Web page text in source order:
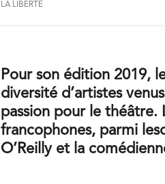
LA LIBERTÉ
Pour son édition 2019,
diversité d’artistes
passion pour le théâtre.
francophones, parmi
O’Reilly et la